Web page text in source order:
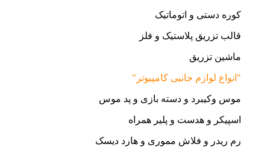
کوره دستی و اتوماتیک
قالب تزریق پلاستیک و فلز
ماشین تزریق
"انواع لوازم جانبی کامپیوتر"
موس وکیبرد و دسته بازی و پد موس
اسپیکر و هدست و پلیر همراه
رم ریدر و فلاش مموری و هارد دیسک